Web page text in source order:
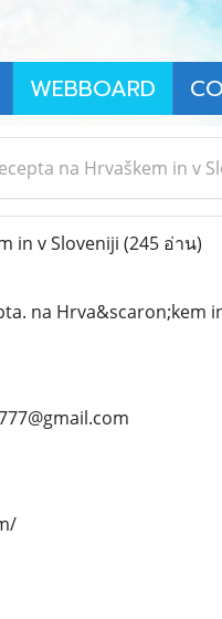
WEBBOARD
na Hrvaškem in v
in v Sloveniji (245 อ่าน)
na Hrva&scaron;kem